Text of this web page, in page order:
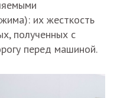
их жесткость
полученных с
перед машиной.